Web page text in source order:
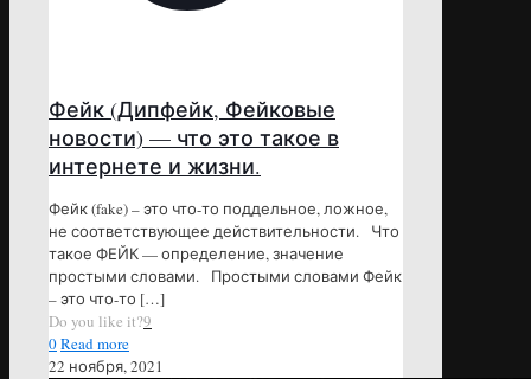
Фейк (Дипфейк, Фейковые
новости) — что это такое в
интернете и жизни.
Фейк (fake) – это что-то поддельное, ложное,
не соответствующее действительности. Что
такое ФЕЙК — определение, значение
простыми словами. Простыми словами Фейк
– это что-то […]
Do you like it?9
0Read more
22 ноября, 2021